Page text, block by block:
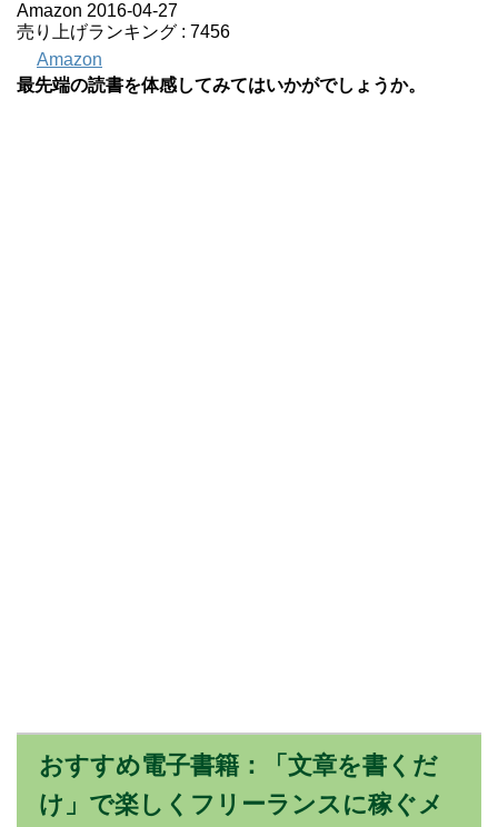
Amazon 2016-04-27
売り上げランキング : 7456
Amazon
最先端の読書を体感してみてはいかがでしょうか。
おすすめ電子書籍：「文章を書くだ
け」で楽しくフリーランスに稼ぐメ